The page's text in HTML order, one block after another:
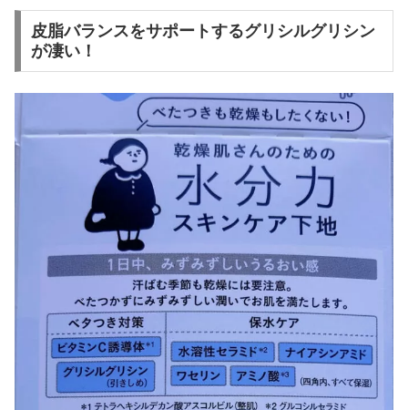
皮脂バランスをサポートするグリシルグリシン
が凄い！